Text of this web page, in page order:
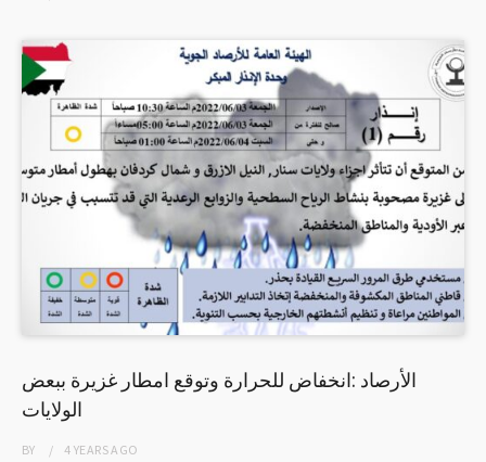
الأرصاد :انخفاض للحرارة وتوقع امطار غزيرة ببعض
الولايات
BY 4 YEARSAGO